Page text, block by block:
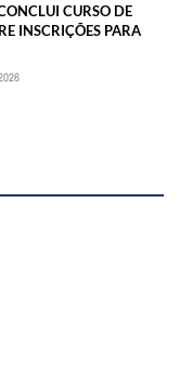
CURSO DE
INSCRIÇÕES PARA